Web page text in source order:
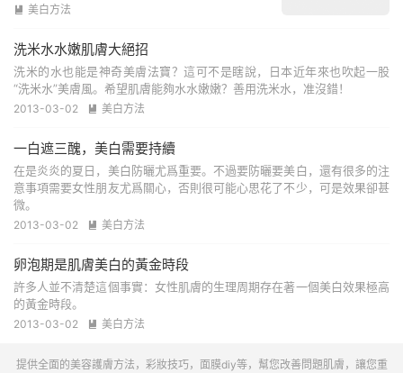
 美白方法
洗米水水嫩肌膚大絕招
洗米的水也能是神奇美膚法寶？這可不是瞎說，日本近年來也吹起一股
“洗米水”美膚風。希望肌膚能夠水水嫩嫩？善用洗米水，准沒錯！
2013-03-02  美白方法
一白遮三醜，美白需要持續
在是炎炎的夏日，美白防曬尤爲重要。不過要防曬要美白，還有很多的注
意事項需要女性朋友尤爲關心，否則很可能心思花了不少，可是效果卻甚
微。
2013-03-02  美白方法
卵泡期是肌膚美白的黃金時段
許多人並不清楚這個事實：女性肌膚的生理周期存在著一個美白效果極高
的黃金時段。
2013-03-02  美白方法
提供全面的美容護膚方法，彩妝技巧，面膜diy等，幫您改善問題肌膚，讓您重